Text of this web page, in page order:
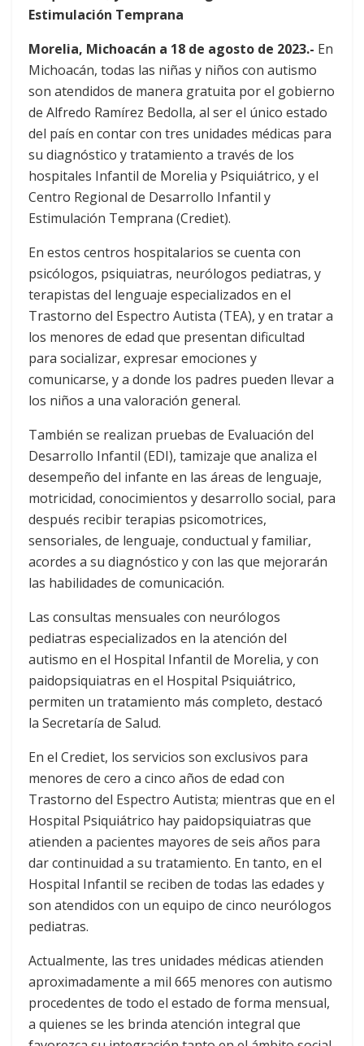
Estimulación Temprana
Morelia, Michoacán a 18 de agosto de 2023.- En
Michoacán, todas las niñas y niños con autismo
son atendidos de manera gratuita por el gobierno
de Alfredo Ramírez Bedolla, al ser el único estado
del país en contar con tres unidades médicas para
su diagnóstico y tratamiento a través de los
hospitales Infantil de Morelia y Psiquiátrico, y el
Centro Regional de Desarrollo Infantil y
Estimulación Temprana (Crediet).
En estos centros hospitalarios se cuenta con
psicólogos, psiquiatras, neurólogos pediatras, y
terapistas del lenguaje especializados en el
Trastorno del Espectro Autista (TEA), y en tratar a
los menores de edad que presentan dificultad
para socializar, expresar emociones y
comunicarse, y a donde los padres pueden llevar a
los niños a una valoración general.
También se realizan pruebas de Evaluación del
Desarrollo Infantil (EDI), tamizaje que analiza el
desempeño del infante en las áreas de lenguaje,
motricidad, conocimientos y desarrollo social, para
después recibir terapias psicomotrices,
sensoriales, de lenguaje, conductual y familiar,
acordes a su diagnóstico y con las que mejorarán
las habilidades de comunicación.
Las consultas mensuales con neurólogos
pediatras especializados en la atención del
autismo en el Hospital Infantil de Morelia, y con
paidopsiquiatras en el Hospital Psiquiátrico,
permiten un tratamiento más completo, destacó
la Secretaría de Salud.
En el Crediet, los servicios son exclusivos para
menores de cero a cinco años de edad con
Trastorno del Espectro Autista; mientras que en el
Hospital Psiquiátrico hay paidopsiquiatras que
atienden a pacientes mayores de seis años para
dar continuidad a su tratamiento. En tanto, en el
Hospital Infantil se reciben de todas las edades y
son atendidos con un equipo de cinco neurólogos
pediatras.
Actualmente, las tres unidades médicas atienden
aproximadamente a mil 665 menores con autismo
procedentes de todo el estado de forma mensual,
a quienes se les brinda atención integral que